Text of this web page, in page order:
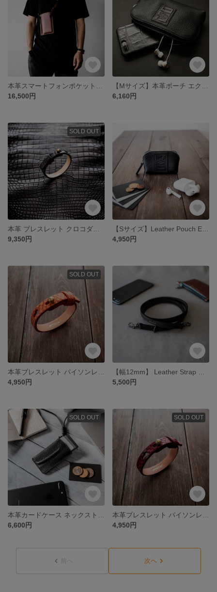
16,500円
6,160円
SOLD OUT
9,350円
4,950円
SOLD OUT
4,950円
5,500円
SOLD OUT
6,600円
SOLD OUT
4,950円
前へ 次へ